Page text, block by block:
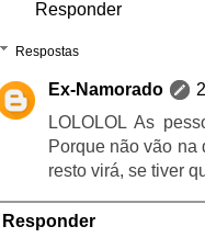
Responder
Respostas
Ex-Namorado
LOLOLOL As
Porque não vão na
resto virá, se tiver
Responder